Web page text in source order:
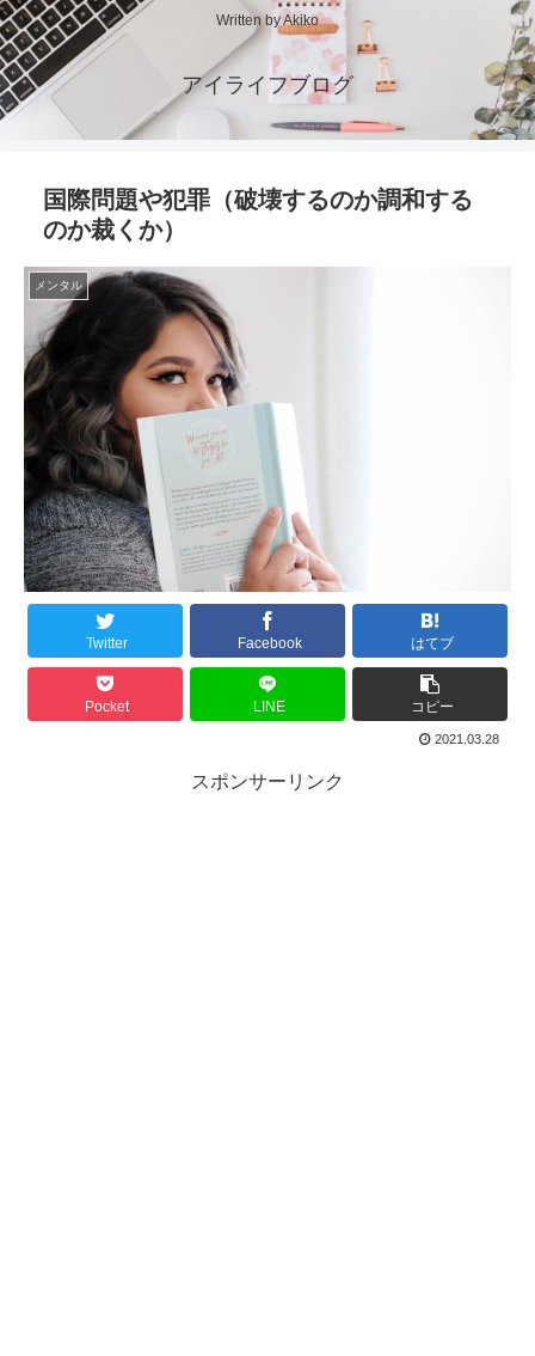
Written by Akiko
アイライフブログ
国際問題や犯罪（破壊するのか調和する
のか裁くか）
メンタル
Twitter Facebook はてブ
Pocket LINE コピー
2021.03.28
スポンサーリンク